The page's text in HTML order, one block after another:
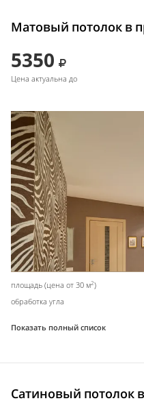
Матовый потолок в
5350
Цена актуальна до
площадь (цена от 30 м2)
обработка угла
Показать полный список
Сатиновый потолок